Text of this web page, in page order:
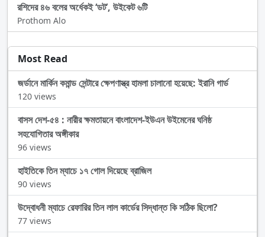
রশিদের ৪৬ বলের অর্ধেকই ‘ডট’, উইকেট ৬টি
Prothom Alo
Most Read
জর্ডানে মার্কিন কমান্ড সেন্টারে ক্ষেপণাস্ত্র হামলা চালানো হয়েছে: ইরানি গার্ড
120 views
বাসস দেশ-৫৪ : নারীর ক্ষমতায়নে বাংলাদেশ-ইউএন উইমেনের ঘনিষ্ঠ
সহযোগিতার অঙ্গীকার
96 views
হাইতিকে তিন ম্যাচে ১৭ গোল দিয়েছে ব্রাজিল
90 views
উদ্বোধনী ম্যাচে রেফারির তিন লাল কার্ডের সিদ্ধান্ত কি সঠিক ছিলো?
77 views